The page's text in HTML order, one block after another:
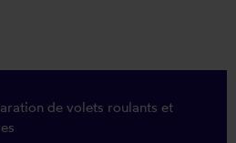
de volets roulants et